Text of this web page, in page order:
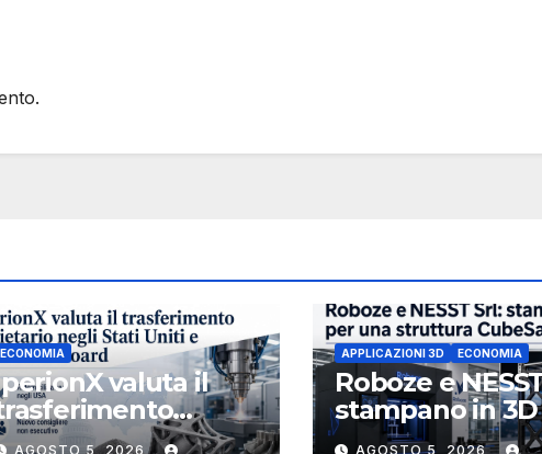
ECONOMIA
valuta il
negli Stati
AGOSTO 5, 2026
APPLICAZIONI 3D ECONOMIA
Roboze e
stampano in
struttura
AGOSTO 5, 2026